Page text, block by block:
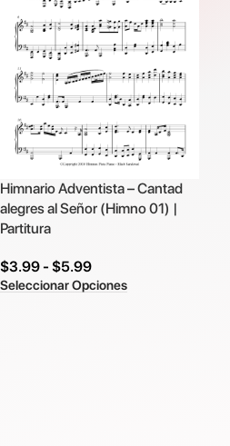
Himnario Adventista – Cantad
alegres al Señor (Himno 01) |
Partitura
$3.99 - $5.99
Seleccionar Opciones